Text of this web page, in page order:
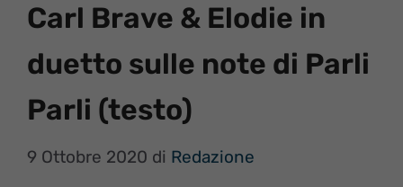
Carl Brave & Elodie in
duetto sulle note di Parli
Parli (testo)
9 Ottobre 2020 di Redazione